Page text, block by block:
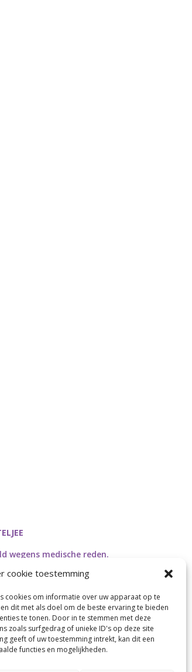
cookie toestemming
cookies om informatie over uw apparaat op te
dit met als doel om de beste ervaring te bieden
te tonen. Door in te stemmen met deze
zoals surfgedrag of unieke ID's op deze site
geeft of uw toestemming intrekt, kan dit een
functies en mogelijkheden.
wegens medische reden.
Communication